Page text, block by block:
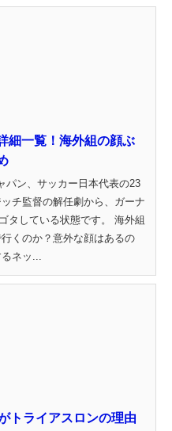
細一覧！海外組の顔ぶ
パン、サッカー日本代表の23
チ監督の解任劇から、ガーナ
タしている状態です。 海外組
くのか？意外な顔はあるの
ネッ...
トライアスロンの理由